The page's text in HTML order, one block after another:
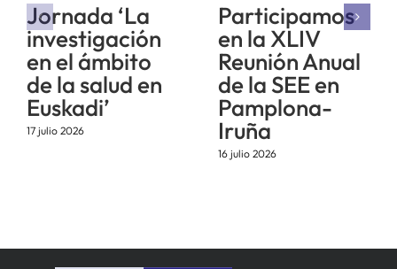
Jornada ‘La
investigación
en el ámbito
de la salud en
Euskadi’
17 julio 2026
Participamos
en la XLIV
Reunión Anual
de la SEE en
Pamplona-
Iruña
16 julio 2026